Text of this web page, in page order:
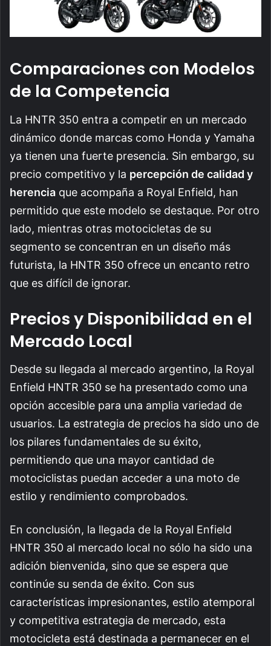
Comparaciones con Modelos
de la Competencia
La HNTR 350 entra a competir en un mercado
dinámico donde marcas como Honda y Yamaha
ya tienen una fuerte presencia. Sin embargo, su
precio competitivo y la percepción de calidad y
herencia que acompaña a Royal Enfield, han
permitido que este modelo se destaque. Por otro
lado, mientras otras motocicletas de su
segmento se concentran en un diseño más
futurista, la HNTR 350 ofrece un encanto retro
que es difícil de ignorar.
Precios y Disponibilidad en el
Mercado Local
Desde su llegada al mercado argentino, la Royal
Enfield HNTR 350 se ha presentado como una
opción accesible para una amplia variedad de
usuarios. La estrategia de precios ha sido uno de
los pilares fundamentales de su éxito,
permitiendo que una mayor cantidad de
motociclistas puedan acceder a una moto de
estilo y rendimiento comprobados.
En conclusión, la llegada de la Royal Enfield
HNTR 350 al mercado local no sólo ha sido una
adición bienvenida, sino que se espera que
continúe su senda de éxito. Con sus
características impresionantes, estilo atemporal
y competitiva estrategia de mercado, esta
motocicleta está destinada a permanecer en el